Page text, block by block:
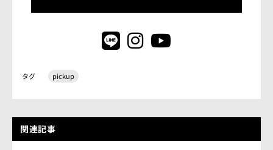
タグ pickup
関連記事